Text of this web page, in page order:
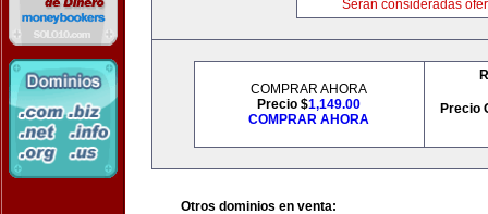
Serán consideradas
COMPRAR AHORA
Precio $1,149.00
COMPRAR AHORA
Precio
Otros dominios en venta: